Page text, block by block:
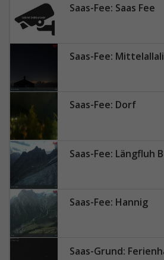
Saas-Fee: Saas Fee
Saas-Fee:
Saas-Fee: Dorf
Saas-Fee: Längfluh
Saas-Fee: Hannig
Saas-Grund: